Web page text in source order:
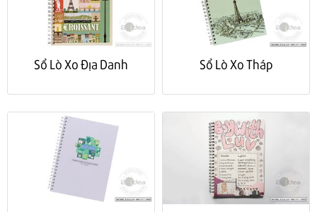
Sổ Lò Xo Địa Danh Sổ Lò Xo Tháp